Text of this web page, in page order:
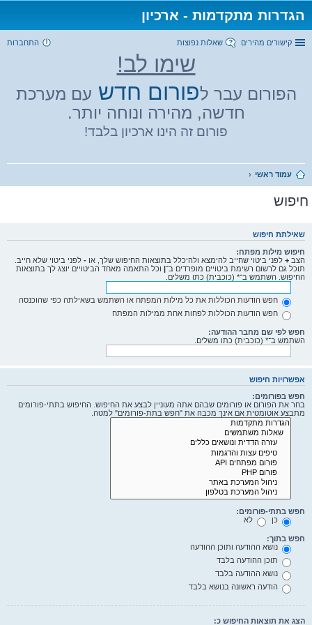
הגדרות מתקדמות - ארכיון
קישורים מהירים שאלות נפוצות התחברות
שימו לב!
הפורום עבר לפורום חדש עם מערכת
חדשה, מהירה ונוחה יותר.
פורום זה הינו ארכיון בלבד!
עמוד ראשי
חיפוש
שאילתת חיפוש
חיפוש מילות מפתח:
הצב + לפני ביטוי שחייב להימצא ולהיכלל בתוצאות החיפוש שלך, או - לפני ביטוי שלא חייב.
תוכל גם לרשום רשימת ביטויים מופרדים ב־| וכל התאמה מאחד הביטויים יוצג לך בתוצאות
החיפוש. השתמש ב־* (כוכבית) כתו משלים.
חפש הודעות הכוללות את כל מילות המפתח או השתמש בשאילתה כפי שהוכנסה
חפש הודעות הכוללות לפחות אחת ממילות המפתח
חפש לפי שם מחבר ההודעה:
השתמש ב־* (כוכבית) כתו משלים.
אפשרויות חיפוש
חפש בפורומים:
בחר את הפורום או פורומים שבהם אתה מעוניין לבצע את החיפוש. החיפוש בתתי-פורומים
מתבצע אוטומטית אם אינך מכבה את "חפש בתת-פורומים" למטה.
חפש בתתי-פורומים:
כן
לא
חפש בתוך:
נושא ההודעה ותוכן ההודעה
תוכן ההודעה בלבד
נושא ההודעה בלבד
הודעה ראשונה בנושא בלבד
הצג את תוצאות החיפוש כ: